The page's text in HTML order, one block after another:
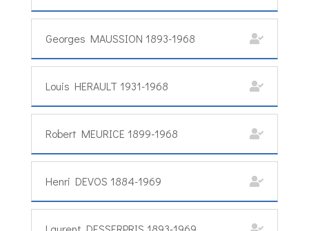
Georges MAUSSION 1893-1968
Louis HERAULT 1931-1968
Robert MEURICE 1899-1968
Henri DEVOS 1884-1969